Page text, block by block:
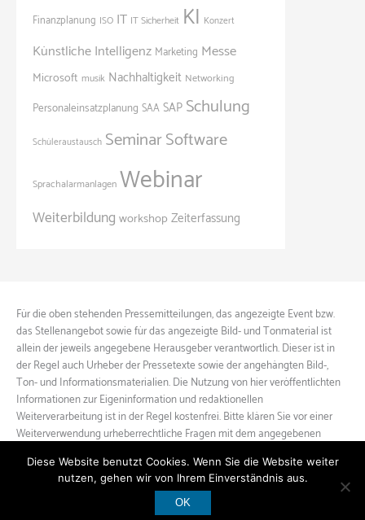
Finanzplanung ISO IT IT Sicherheit KI Konzert
Künstliche Intelligenz Marketing Messe
Microsoft musik Nachhaltigkeit Networking
Personaleinsatzplanung SAASAP Schulung
Schüleraustausch SeminarSoftware
Sprachalarmanlagen Webinar
Weiterbildung workshop Zeiterfassung
Für die oben stehenden Pressemitteilungen, das angezeigte Event bzw.
das Stellenangebot sowie für das angezeigte Bild- und Tonmaterial ist
allein der jeweils angegebene Herausgeber verantwortlich. Dieser ist in
der Regel auch Urheber der Pressetexte sowie der angehängten Bild-,
Ton- und Informationsmaterialien. Die Nutzung von hier veröffentlichten
Informationen zur Eigeninformation und redaktionellen
Weiterverarbeitung ist in der Regel kostenfrei. Bitte klären Sie vor einer
Weiterverwendung urheberrechtliche Fragen mit dem angegebenen
Diese Website benutzt Cookies. Wenn Sie die Website weiter
nutzen, gehen wir von Ihrem Einverständnis aus.
OK